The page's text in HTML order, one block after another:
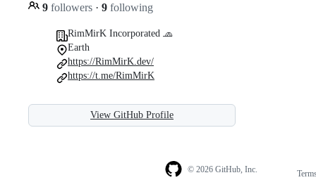
9 followers · 9 following
RimMirK Incorporated 🧢
Earth
https://RimMirK.dev/
https://t.me/RimMirK
View GitHub Profile
© 2026 GitHub, Inc.